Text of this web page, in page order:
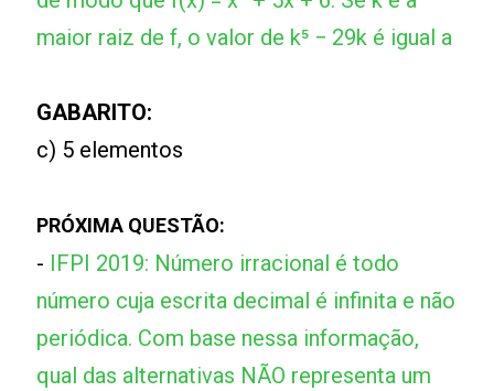
maior raiz de f, o valor de k⁵ − 29k é igual a
GABARITO:
c) 5 elementos
PRÓXIMA QUESTÃO:
- IFPI 2019: Número irracional é todo
número cuja escrita decimal é infinita e não
periódica. Com base nessa informação,
qual das alternativas NÃO representa um